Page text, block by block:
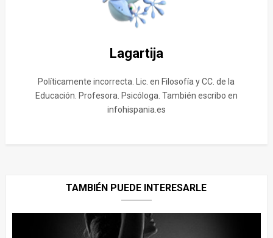
Lagartija
Políticamente incorrecta. Lic. en Filosofía y CC. de la
Educación. Profesora. Psicóloga. También escribo en
infohispania.es
TAMBIÉN PUEDE INTERESARLE